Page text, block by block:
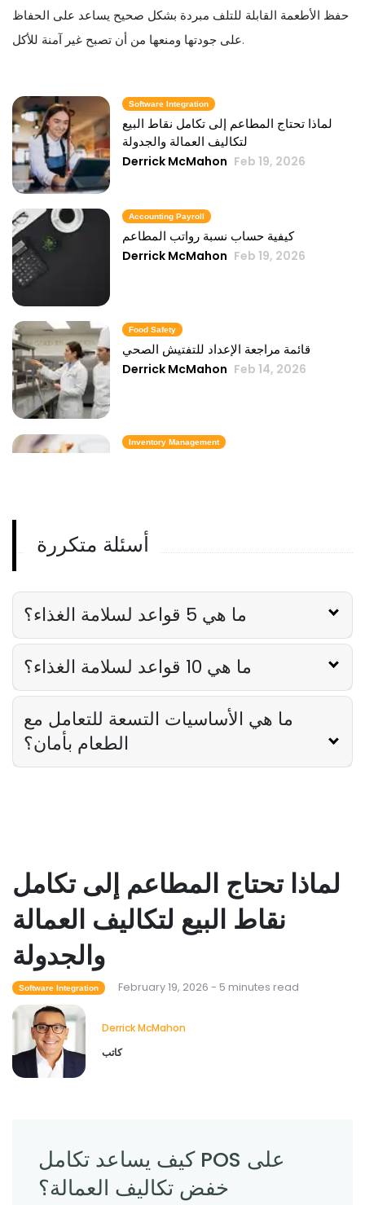
حفظ الأطعمة القابلة للتلف مبردة بشكل صحيح يساعد على الحفاظ
على جودتها ومنعها من أن تصبح غير آمنة للأكل.
Software Integration
لماذا تحتاج المطاعم إلى تكامل نقاط البيع
لتكاليف العمالة والجدولة
Derrick McMahon Feb 19, 2026
Accounting Payroll
كيفية حساب نسبة رواتب المطاعم
Derrick McMahon Feb 19, 2026
Food Safety
قائمة مراجعة الإعداد للتفتيش الصحي
Derrick McMahon Feb 14, 2026
Inventory Management
Employee Scheduling
Derrick McMahon Feb 12, 2026
Food Safety
قائمة التحقق من سلامة الغذاء للمطاعم
Restaurant Management
كيفية تقليل ساعات العمل الإضافية في
المطاعم
كيف يساعد برنامج جرد المطاعم في التحكم
تجربة تناول الطعام؟
Derrick McMahon
أسئلة متكررة
ما هي 5 قواعد لسلامة الغذاء؟
ما هي 10 قواعد لسلامة الغذاء؟
ما هي الأساسيات التسعة للتعامل مع
الطعام بأمان؟
لماذا تحتاج المطاعم إلى تكامل
نقاط البيع لتكاليف العمالة
والجدولة
Software Integration February 19, 2026 - 5 minutes read
Derrick McMahon
كاتب
كيف يساعد تكامل POS على
خفض تكاليف العمالة؟